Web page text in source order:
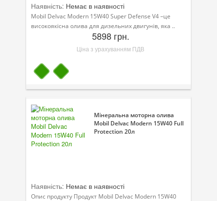
Наявність: Немає в наявності
Mobil Delvac Modern 15W40 Super Defense V4 –це
високоякісна олива для дизельних двигунів, яка ..
5898 грн.
Ціна з урахуванням ПДВ
Мінеральна моторна олива
Mobil Delvac Modern 15W40 Full
Protection 20л
Наявність: Немає в наявності
Опис продукту Продукт Mobil Delvac Modern 15W40